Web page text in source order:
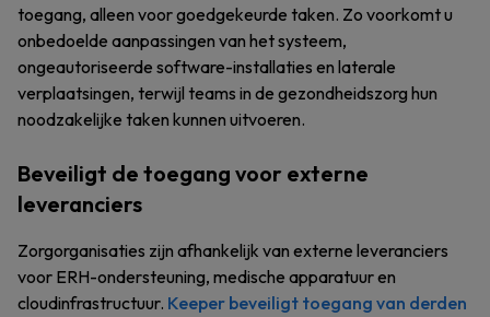
toegang, alleen voor goedgekeurde taken. Zo voorkomt u
onbedoelde aanpassingen van het systeem,
ongeautoriseerde software-installaties en laterale
verplaatsingen, terwijl teams in de gezondheidszorg hun
noodzakelijke taken kunnen uitvoeren.
Beveiligt de toegang voor externe
leveranciers
Zorgorganisaties zijn afhankelijk van externe leveranciers
voor ERH-ondersteuning, medische apparatuur en
cloudinfrastructuur. Keeper beveiligt toegang van derden